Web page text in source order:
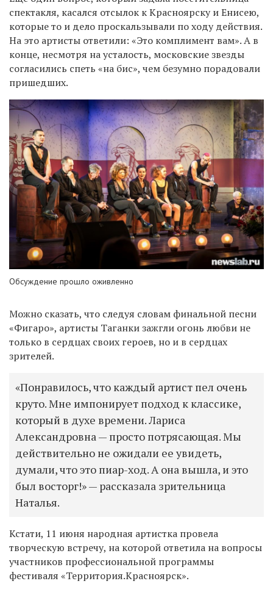
спектакля, касался отсылок к Красноярску и Енисею,
которые то и дело проскальзывали по ходу действия.
На это артисты ответили: «Это комплимент вам».А в
конце, несмотря на усталость, московские звезды
согласились спеть «на бис», чем безумно порадовали
пришедших.
Обсуждение прошло оживленно
Можно сказать, что следуя словам финальной песни
«Фигаро», артисты Таганки зажгли огонь любви не
только в сердцах своих героев, но и в сердцах
зрителей.
«Понравилось, что каждый артист пел очень
круто. Мне импонирует подход к классике,
который в духе времени. Лариса
Александровна — просто потрясающая. Мы
действительно не ожидали ее увидеть,
думали, что это пиар-ход. А она вышла, и это
был восторг!» — рассказала зрительница
Наталья.
Кстати, 11 июня народная артистка провела
творческую встречу, на которой ответила на вопросы
участников профессиональной программы
фестиваля «Территория.Красноярск».